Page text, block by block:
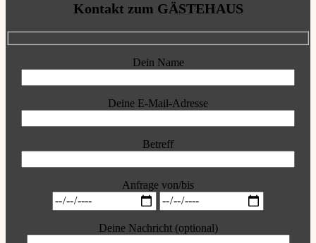
Kontakt zum GÄSTEHAUS
Dein Name
Deine E-Mail-Adresse
Betreff
Anfrage von/bis
Deine Nachricht (optional)